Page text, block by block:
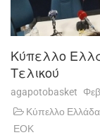
Κύπελλο
Τελικού
agapotobasket
Κύπελλο
ΕΟΚ